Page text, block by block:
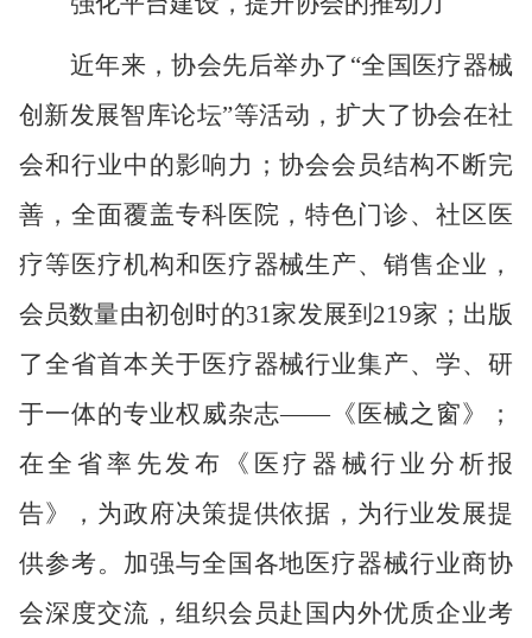
近年来，协会先后举办了 “全国医疗器械
创新发展智库论坛”等活动，扩大了协会在社
会和行业中的影响力；协会会员结构不断完
善，全面覆盖专科医院，特色门诊、社区医
疗等医疗机构和医疗器械生产、销售企业，
会员数量由初创时的31 家发展到 219家；出版
了全省首本关于医疗器械行业集产、学、研
于一体的专业权威杂志——《医械之窗》；
在全省率先发布《医疗器械行业分析报
告》，为政府决策提供依据，为行业发展提
供参考。加强与全国各地医疗器械行业商协
会深度交流，组织会员赴国内外优质企业考